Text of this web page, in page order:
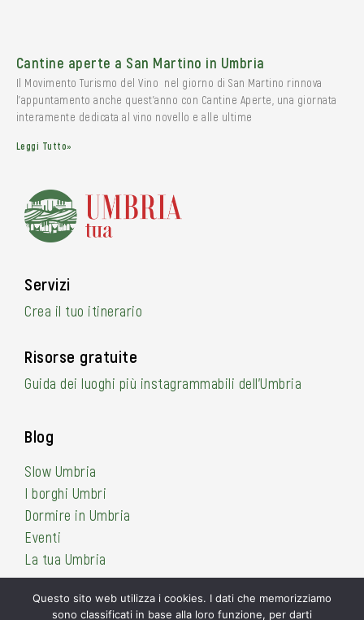
Cantine aperte a San Martino in Umbria
Il Movimento Turismo del Vino nel giorno di San Martino rinnova
l’appuntamento anche quest’anno con Cantine Aperte, una giornata
interamente dedicata al vino novello e alle ultime
Leggi Tutto»
Servizi
Crea il tuo itinerario
Risorse gratuite
Guida dei luoghi più instagrammabili dell’Umbria
Blog
Slow Umbria
I borghi Umbri
Dormire in Umbria
Eventi
La tua Umbria
Questo sito web utilizza i cookies. I dati che memorizziamo
sono classificati in base alla loro funzione, per darti